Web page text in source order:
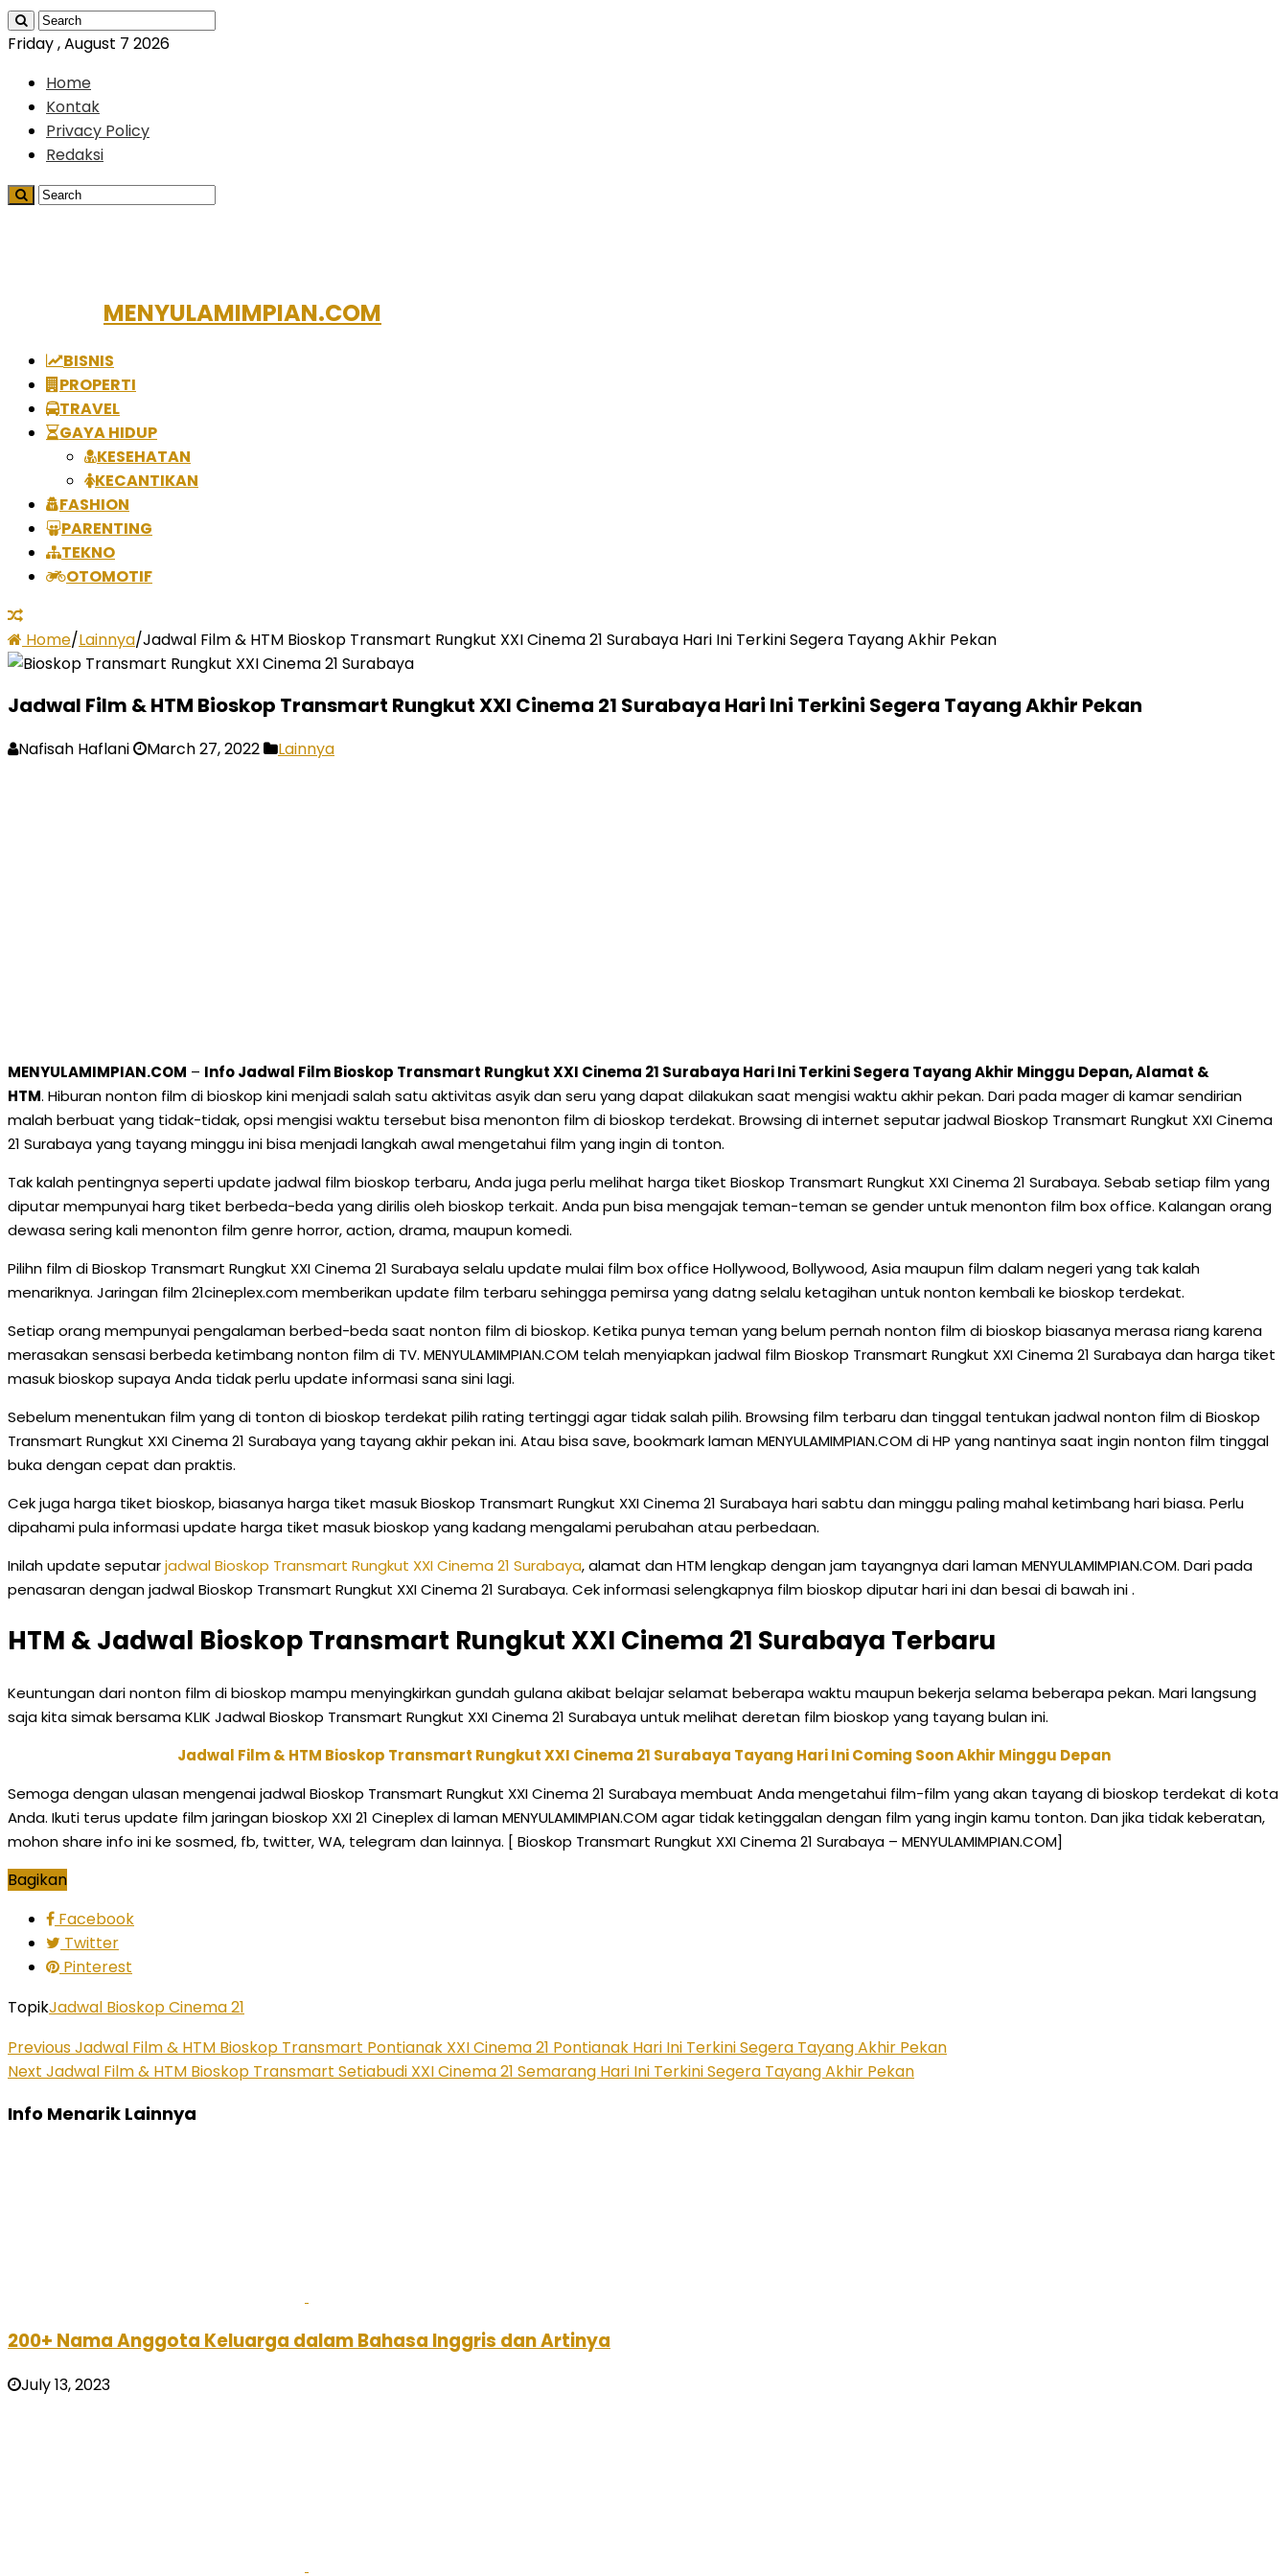
Friday , August 7 2026
Home
Kontak
Privacy Policy
Redaksi
MENYULAMIMPIAN.COM
BISNIS
PROPERTI
TRAVEL
GAYA HIDUP
KESEHATAN
KECANTIKAN
FASHION
PARENTING
TEKNO
OTOMOTIF
Home/Lainnya/Jadwal Film & HTM Bioskop Transmart Rungkut XXI Cinema 21 Surabaya Hari Ini Terkini Segera Tayang Akhir Pekan
Jadwal Film & HTM Bioskop Transmart Rungkut XXI Cinema 21 Surabaya Hari Ini Terkini Segera Tayang Akhir Pekan
Nafisah Haflani March 27, 2022 Lainnya
MENYULAMIMPIAN.COM – Info Jadwal Film Bioskop Transmart Rungkut XXI Cinema 21 Surabaya Hari Ini Terkini Segera Tayang Akhir Minggu Depan, Alamat &
HTM. Hiburan nonton film di bioskop kini menjadi salah satu aktivitas asyik dan seru yang dapat dilakukan saat mengisi waktu akhir pekan. Dari pada mager di kamar sendirian
malah berbuat yang tidak-tidak, opsi mengisi waktu tersebut bisa menonton film di bioskop terdekat. Browsing di internet seputar jadwal Bioskop Transmart Rungkut XXI Cinema
21 Surabaya yang tayang minggu ini bisa menjadi langkah awal mengetahui film yang ingin di tonton.
Tak kalah pentingnya seperti update jadwal film bioskop terbaru, Anda juga perlu melihat harga tiket Bioskop Transmart Rungkut XXI Cinema 21 Surabaya. Sebab setiap film yang
diputar mempunyai harg tiket berbeda-beda yang dirilis oleh bioskop terkait. Anda pun bisa mengajak teman-teman se gender untuk menonton film box office. Kalangan orang
dewasa sering kali menonton film genre horror, action, drama, maupun komedi.
Pilihn film di Bioskop Transmart Rungkut XXI Cinema 21 Surabaya selalu update mulai film box office Hollywood, Bollywood, Asia maupun film dalam negeri yang tak kalah
menariknya. Jaringan film 21cineplex.com memberikan update film terbaru sehingga pemirsa yang datng selalu ketagihan untuk nonton kembali ke bioskop terdekat.
Setiap orang mempunyai pengalaman berbed-beda saat nonton film di bioskop. Ketika punya teman yang belum pernah nonton film di bioskop biasanya merasa riang karena
merasakan sensasi berbeda ketimbang nonton film di TV. MENYULAMIMPIAN.COM telah menyiapkan jadwal film Bioskop Transmart Rungkut XXI Cinema 21 Surabaya dan harga tiket
masuk bioskop supaya Anda tidak perlu update informasi sana sini lagi.
Sebelum menentukan film yang di tonton di bioskop terdekat pilih rating tertinggi agar tidak salah pilih. Browsing film terbaru dan tinggal tentukan jadwal nonton film di Bioskop
Transmart Rungkut XXI Cinema 21 Surabaya yang tayang akhir pekan ini. Atau bisa save, bookmark laman MENYULAMIMPIAN.COM di HP yang nantinya saat ingin nonton film tinggal
buka dengan cepat dan praktis.
Cek juga harga tiket bioskop, biasanya harga tiket masuk Bioskop Transmart Rungkut XXI Cinema 21 Surabaya hari sabtu dan minggu paling mahal ketimbang hari biasa. Perlu
dipahami pula informasi update harga tiket masuk bioskop yang kadang mengalami perubahan atau perbedaan.
Inilah update seputarjadwal Bioskop Transmart Rungkut XXI Cinema 21 Surabaya, alamat dan HTM lengkap dengan jam tayangnya dari laman MENYULAMIMPIAN.COM. Dari pada
penasaran dengan jadwal Bioskop Transmart Rungkut XXI Cinema 21 Surabaya. Cek informasi selengkapnya film bioskop diputar hari ini dan besai di bawah ini .
HTM & Jadwal Bioskop Transmart Rungkut XXI Cinema 21 Surabaya Terbaru
Keuntungan dari nonton film di bioskop mampu menyingkirkan gundah gulana akibat belajar selamat beberapa waktu maupun bekerja selama beberapa pekan. Mari langsung
saja kita simak bersama KLIK Jadwal Bioskop Transmart Rungkut XXI Cinema 21 Surabaya untuk melihat deretan film bioskop yang tayang bulan ini.
Jadwal Film & HTM Bioskop Transmart Rungkut XXI Cinema 21 Surabaya Tayang Hari Ini Coming Soon Akhir Minggu Depan
Semoga dengan ulasan mengenai jadwal Bioskop Transmart Rungkut XXI Cinema 21 Surabaya membuat Anda mengetahui film-film yang akan tayang di bioskop terdekat di kota
Anda. Ikuti terus update film jaringan bioskop XXI 21 Cineplex di laman MENYULAMIMPIAN.COM agar tidak ketinggalan dengan film yang ingin kamu tonton. Dan jika tidak keberatan,
mohon share info ini ke sosmed, fb, twitter, WA, telegram dan lainnya. [ Bioskop Transmart Rungkut XXI Cinema 21 Surabaya – MENYULAMIMPIAN.COM]
Bagikan
Facebook
Twitter
Pinterest
TopikJadwal Bioskop Cinema 21
PreviousJadwal Film & HTM Bioskop Transmart Pontianak XXI Cinema 21 Pontianak Hari Ini Terkini Segera Tayang Akhir Pekan
Next Jadwal Film & HTM Bioskop Transmart Setiabudi XXI Cinema 21 Semarang Hari Ini Terkini Segera Tayang Akhir Pekan
Info Menarik Lainnya
200+ Nama Anggota Keluarga dalam Bahasa Inggris dan Artinya
July 13, 2023